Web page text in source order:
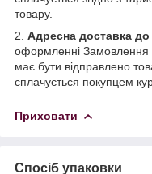
товару.
2. Адресна доставка до
оформленні Замовлення
має бути відправлено
сплачується покупцем
Приховати
Спосіб упаковки